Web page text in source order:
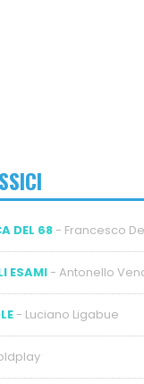
DEL 68- Francesco
ESAMI- Antonello
- Luciano Ligabue